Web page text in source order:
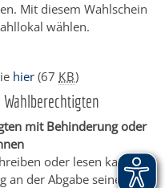
Mit diesem Wahlschein
wählen.
hier (67 KB)
mit Behinderung oder
oder lesen kann
der Abgabe seiner